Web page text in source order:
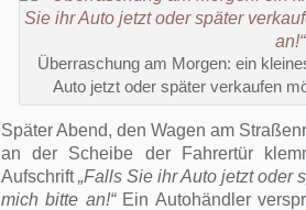
Überraschung am Morgen: ein
Auto jetzt oder später verkaufen
Später Abend, den Wagen am
an der Scheibe der Fahrertür
Aufschrift„Falls Sie ihr Auto jetzt oder
mich bitte an!“Ein Autohändler